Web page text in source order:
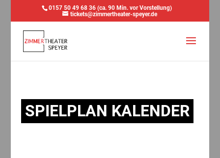
0157 50 49 68 36 (ca. 90 Min. vor Vorstellung)
tickets@zimmertheater-speyer.de
SPIELPLAN KALENDER